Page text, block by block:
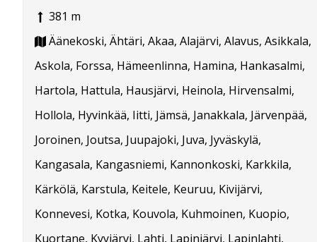
381 m
Äänekoski, Ähtäri, Akaa, Alajärvi, Alavus, Asikkala,
Askola, Forssa, Hämeenlinna, Hamina, Hankasalmi,
Hartola, Hattula, Hausjärvi, Heinola, Hirvensalmi,
Hollola, Hyvinkää, Iitti, Jämsä, Janakkala, Järvenpää,
Joroinen, Joutsa, Juupajoki, Juva, Jyväskylä,
Kangasala, Kangasniemi, Kannonkoski, Karkkila,
Kärkölä, Karstula, Keitele, Keuruu, Kivijärvi,
Konnevesi, Kotka, Kouvola, Kuhmoinen, Kuopio,
Kuortane, Kyyjärvi, Lahti, Lapinjärvi, Lapinlahti,